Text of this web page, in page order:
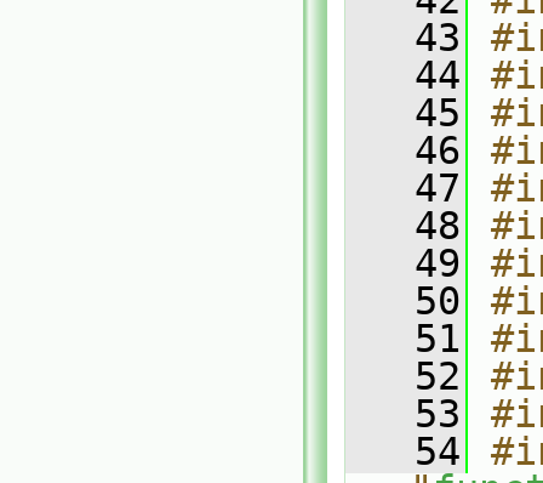
   43
   44
   45
   46
   47
   48
   49
   50
   51
   52
   53
   54